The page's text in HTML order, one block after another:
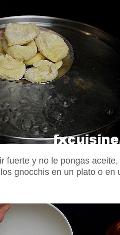
fuerte y no le pongas
gnocchis en un plato o en